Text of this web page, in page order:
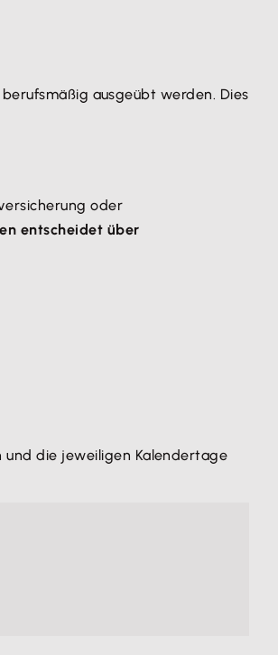
ausgeübt werden. Dies
oder
entscheidet über
und die jeweiligen Kalendertage